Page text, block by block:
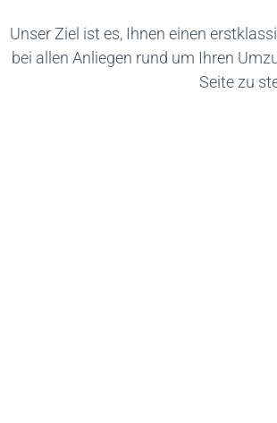
Unser Ziel ist es, Ihnen einen
bei allen Anliegen rund um Ihren
Seite zu